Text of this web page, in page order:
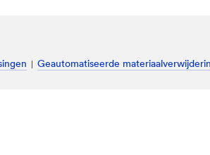
Geautomatiseerde